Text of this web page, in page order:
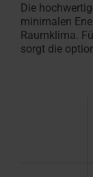
Die
minimalen
Raumklima.
sorgt die